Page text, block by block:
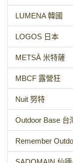
LUMENA 韓國
LOGOS 日本
METSÄ 米特薩
MBCF 露營狂
Nuit 努特
Outdoor Base 台
Remember